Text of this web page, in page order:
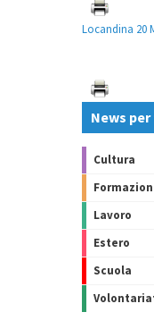
Locandina 20
News
Cultura
Lavoro
Estero
Scuola